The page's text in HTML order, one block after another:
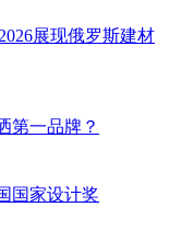
展现俄罗斯建材
第一品牌？
国家设计奖